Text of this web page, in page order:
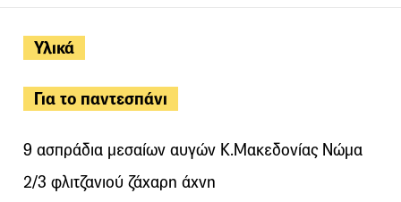
Υλικά
Για το παντεσπάνι
9 ασπράδια μεσαίων αυγών Κ.Μακεδονίας Νώμα
2/3 φλιτζανιού ζάχαρη άχνη